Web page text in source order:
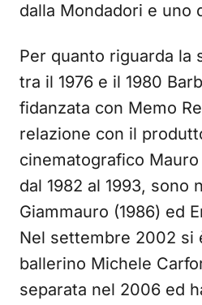
dalla Mondadori e uno
Per quanto riguarda la
tra il 1976 e il 1980
fidanzata con Memo
relazione con il
cinematografico
dal 1982 al 1993, sono
Giammauro (1986) ed
Nel settembre 2002 si
ballerino Michele
separata nel 2006 ed